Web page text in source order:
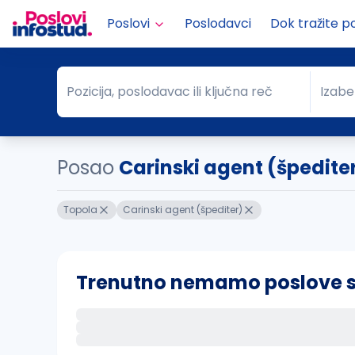
Poslovi Poslodavci Dok tražite
Pozicija, poslodavac ili ključna reč
Pozicija, poslodavac ili ključna reč Grad
Posao Carinski agent
Topola Carinski agent (špediter)
Trenutno nemamo poslove